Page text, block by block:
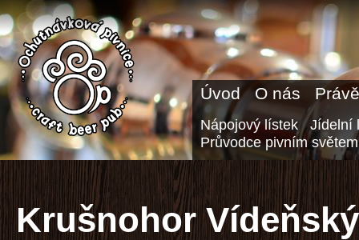
Úvod O nás
Nápojový lístek
Jídelní
Průvodce pivním světem
Krušnohor